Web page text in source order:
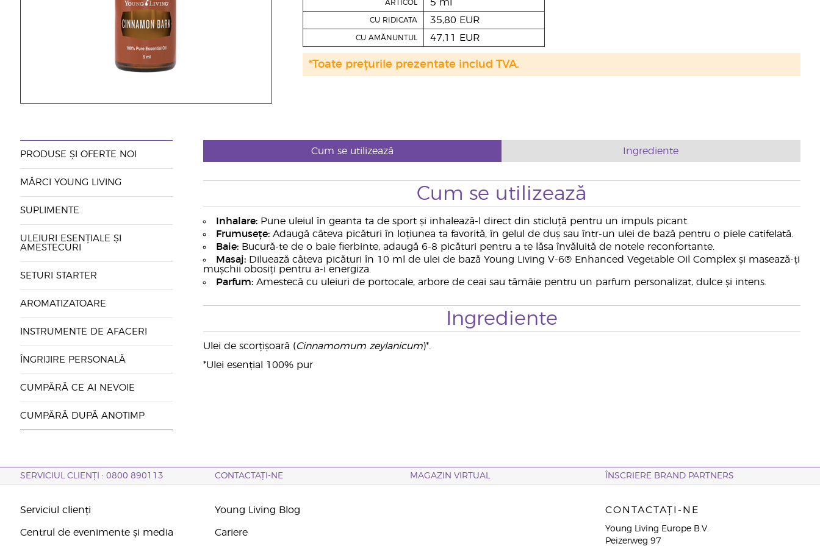
ARTICOL 5 ml
CU RIDICATA 35,80 EUR
CU AMĂNUNTUL 47,11 EUR
*Toate prețurile prezentate includ TVA.
PRODUSE ȘI OFERTE NOI
MĂRCI YOUNG LIVING
SUPLIMENTE
ULEIURI ESENȚIALE ȘI
AMESTECURI
SETURI STARTER
AROMATIZATOARE
INSTRUMENTE DE AFACERI
ÎNGRIJIRE PERSONALĂ
CUMPĂRĂ CE AI NEVOIE
CUMPĂRĂ DUPĂ ANOTIMP
Cum se utilizează Ingrediente
Cum se utilizează
Inhalare:Pune uleiul în geanta ta de sport și inhalează-l direct din sticluță pentru un impuls picant.
Frumusețe:Adaugă câteva picături în loțiunea ta favorită, în gelul de duș sau într-un ulei de bază pentru o piele catifelată.
Baie:Bucură-te de o baie fierbinte, adaugă 6-8 picături pentru a te lăsa învăluită de notele reconfortante.
Masaj:Diluează câteva picături în 10 ml de ulei de bază Young Living V-6® Enhanced Vegetable Oil Complex și masează-ți
mușchii obosiți pentru a-i energiza.
Parfum:Amestecă cu uleiuri de portocale, arbore de ceai sau tămâie pentru un parfum personalizat, dulce și intens.
Ingrediente
Ulei de scorțișoară (Cinnamomum zeylanicum)*.
*Ulei esențial 100% pur
SERVICIUL CLIENȚI : 0800 890113 CONTACTAȚI-NE MAGAZIN VIRTUAL ÎNSCRIERE BRAND PARTNERS
Serviciul clienți
Centrul de evenimente și media
Young Living Blog
Cariere
CONTACTAȚI-NE
Young Living Europe B.V.
Peizerweg 97